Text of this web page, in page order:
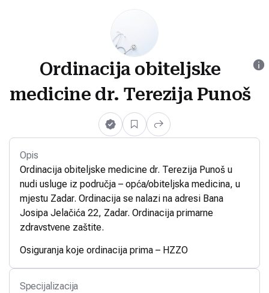
Ordinacija obiteljske
medicine dr. Terezija Punoš
Opis
Ordinacija obiteljske medicine dr. Terezija Punoš u
nudi usluge iz područja – opća/obiteljska medicina, u
mjestu Zadar. Ordinacija se nalazi na adresi Bana
Josipa Jelačića 22, Zadar. Ordinacija primarne
zdravstvene zaštite.
Osiguranja koje ordinacija prima – HZZO
Specijalizacija